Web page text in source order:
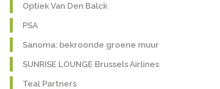
Optiek Van Den Balck
PSA
Sanoma: bekroonde groene muur
SUNRISE LOUNGE Brussels Airlines
Teal Partners